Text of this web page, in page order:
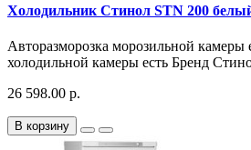
Холодильник Стинол STN 200
Авторазморозка морозильной камеры
холодильной камеры есть Бренд
26 598.00 р.
В корзину